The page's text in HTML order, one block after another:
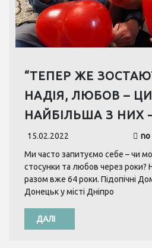
“ТЕПЕР ЖЕ
НАДІЯ, ЛЮБОВ –
НАЙБІЛЬША З НИХ
15.02.2022
no
Ми часто запитуємо себе – чи
стосунки та любов через роки?
разом вже 64 роки. Підопічні
Донецьк у місті Дніпро
ДАЛІ